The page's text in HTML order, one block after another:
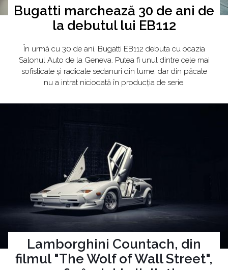
Bugatti marchează 30 de ani de
la debutul lui EB112
În urmă cu 30 de ani, Bugatti EB112 debuta cu ocazia
Salonul Auto de la Geneva. Putea fi unul dintre cele mai
sofisticate și radicale sedanuri din lume, dar din păcate
nu a intrat niciodată în producția de serie.
Lamborghini Countach, din
filmul "The Wolf of Wall Street",